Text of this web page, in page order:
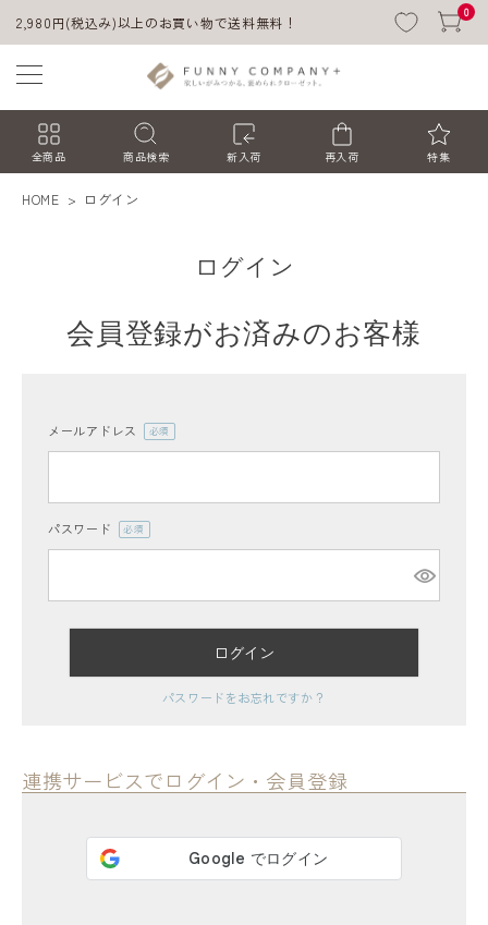
2,980円(税込み)以上のお買い物で送料無料！
0
全商品 商品検索 新入荷 再入荷 特集
レディースボトムス
会員ステージ特典プログラムについて
HOME ログイン
ログイン
会員登録がお済みのお客様
メールアドレス
(必
パスワード
(必
ログイン
パスワードをお忘れですか？
連携サービスでログイン・会員登録